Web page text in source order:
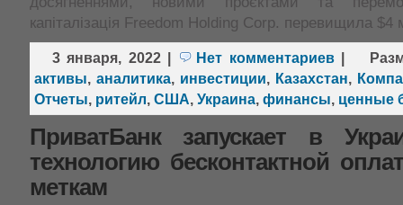
капіталізація Freedom Holding Corp. перевищила
3 января, 2022| Нет комментариев
активы, аналитика, инвестиции, Казахстан,
Отчеты, ритейл, США, Украина, финансы, ценные
ПриватБанк запускает в
технологию бесконтактной
меткам